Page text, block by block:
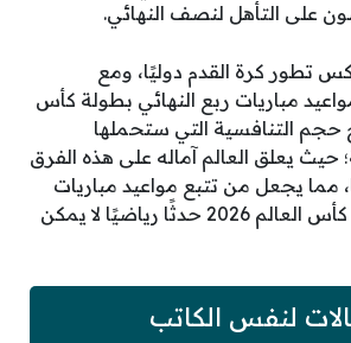
على التأهل لنصف النهائي.
تطور كرة القدم دوليًا، ومع
مباريات ربع النهائي بطولة كأس
يتضح حجم التنافسية التي ستحملها
حيث يعلق العالم آماله على هذه الفرق
مما يجعل من تتبع مواعيد مباريات
ربع النهائي بطولة كأس العالم 2026 حدثًا رياضيًا لا يمكن
لنفس الكاتب